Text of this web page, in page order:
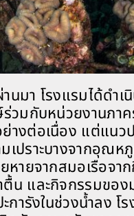
มา โรงแรมได้ดำเ
วมกับหน่วยงานภา
างต่อเนื่อง แต่แนว
ปราะบางจากอุณหภู
หายจากสมอเรือจา
ตื้น และกิจกรรมขอ
การังในช่วงน้ำลง โ